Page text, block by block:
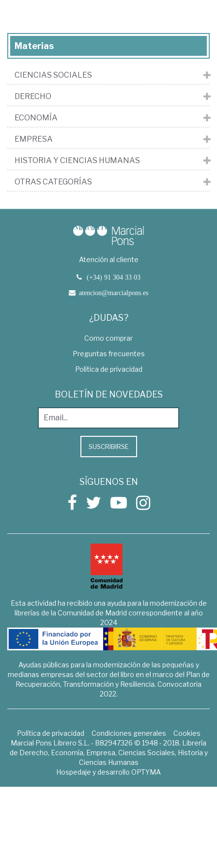
Materias
CIENCIAS SOCIALES
DERECHO
ECONOMÍA
EMPRESA
HISTORIA Y CIENCIAS HUMANAS
OTRAS CATEGORÍAS
Atención al cliente
(+34) 91 304 33 03
atencion@marcialpons.es
¿DUDAS?
Como comprar
Preguntas frecuentes
Política de privacidad
BOLETÍN DE NOVEDADES
SUSCRIBIRSE
SÍGUENOS EN
Esta actividad ha recibido una ayuda para la modernización de
librerías de la Comunidad de Madrid correspondiente al año
2024
Ayudas públicas para la modernización de las pequeñas y
medianas empresas del sector del libro en el marco del Plan de
Recuperación, Transformación y Resiliencia. Convocatoria
2022.
Política de privacidad Condiciones generales
Cookies
Marcial Pons Librero S.L. - B82947326 © 1948 - 2018. Librería
de Derecho, Economía, Empresa, Ciencias Sociales, Historia y
Ciencias Humanas
Hospedaje y desarrollo OPTYMA